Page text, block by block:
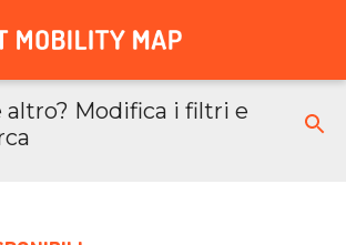
altro? Modifica i filtri e